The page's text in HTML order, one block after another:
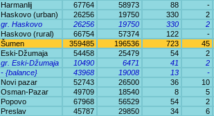
Harmanlij 67764 58973 88
-
Haskovo (urban) 26256 19750 330
2
gr. Haskovo 26256 19750 330
2
Haskovo (rural) 66754 57374 122
-
Šumen 359485 196536 723
45
Eski-Džumaja 54458 25479 54
2
gr. Eski-Džumaja 10490 6471 41
2
- {balance} 43968 19008 13
-
Novi pazar 52743 26500 36
10
Osman-Pazar 49709 18540 8
5
Popovo 67968 56529 54
2
Preslav 45787 29850 34
6